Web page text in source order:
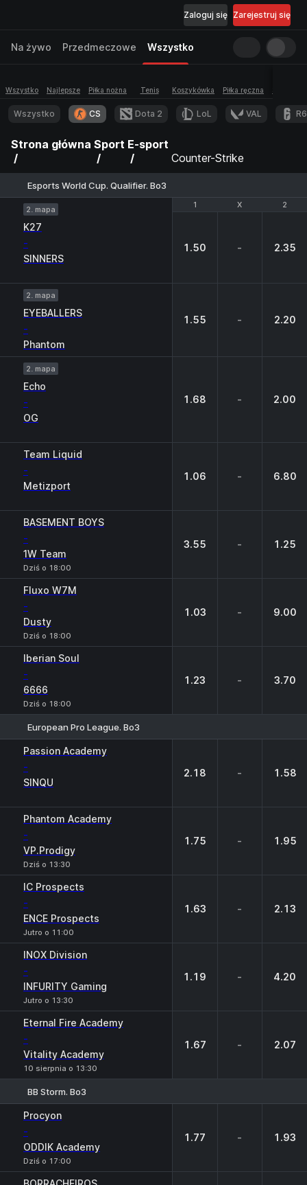
Zarejestruj się
Zaloguj się
Na żywo Przedmeczowe Wszystko
Wszystko Najlepsze Piłka nożna Tenis Koszykówka Piłka ręczna
Wszystko CS Dota 2 LoL VAL
Strona główna Sport E-sport
Counter-Strike
Esports World Cup. Qualifier. Bo3
1 X 2
2. mapa
K27
-
SINNERS
1 X 2
1.50 - 2.35
2. mapa
EYEBALLERS
-
Phantom
1.55 - 2.20
2. mapa
Echo
-
OG
1.68 - 2.00
Team Liquid
-
Metizport
1.06 - 6.80
BASEMENT BOYS
-
1W Team
Dziś o 18:00
3.55 - 1.25
Fluxo W7M
-
Dusty
Dziś o 18:00
1.03 - 9.00
Iberian Soul
-
6666
Dziś o 18:00
1.23 - 3.70
European Pro League. Bo3
Passion Academy
-
SINQU
2.18 - 1.58
Phantom Academy
-
VP.Prodigy
Dziś o 13:30
1.75 - 1.95
IC Prospects
-
ENCE Prospects
Jutro o 11:00
1.63 - 2.13
INOX Division
-
INFURITY Gaming
Jutro o 13:30
1.19 - 4.20
Eternal Fire Academy
-
Vitality Academy
10 sierpnia o 13:30
1.67 - 2.07
BB Storm. Bo3
Procyon
-
ODDIK Academy
Dziś o 17:00
1.77 - 1.93